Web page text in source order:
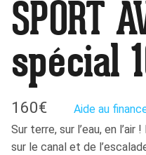
SPORT
spécial
160€
Aide au
Sur terre, sur l’eau, en
sur le canal et de